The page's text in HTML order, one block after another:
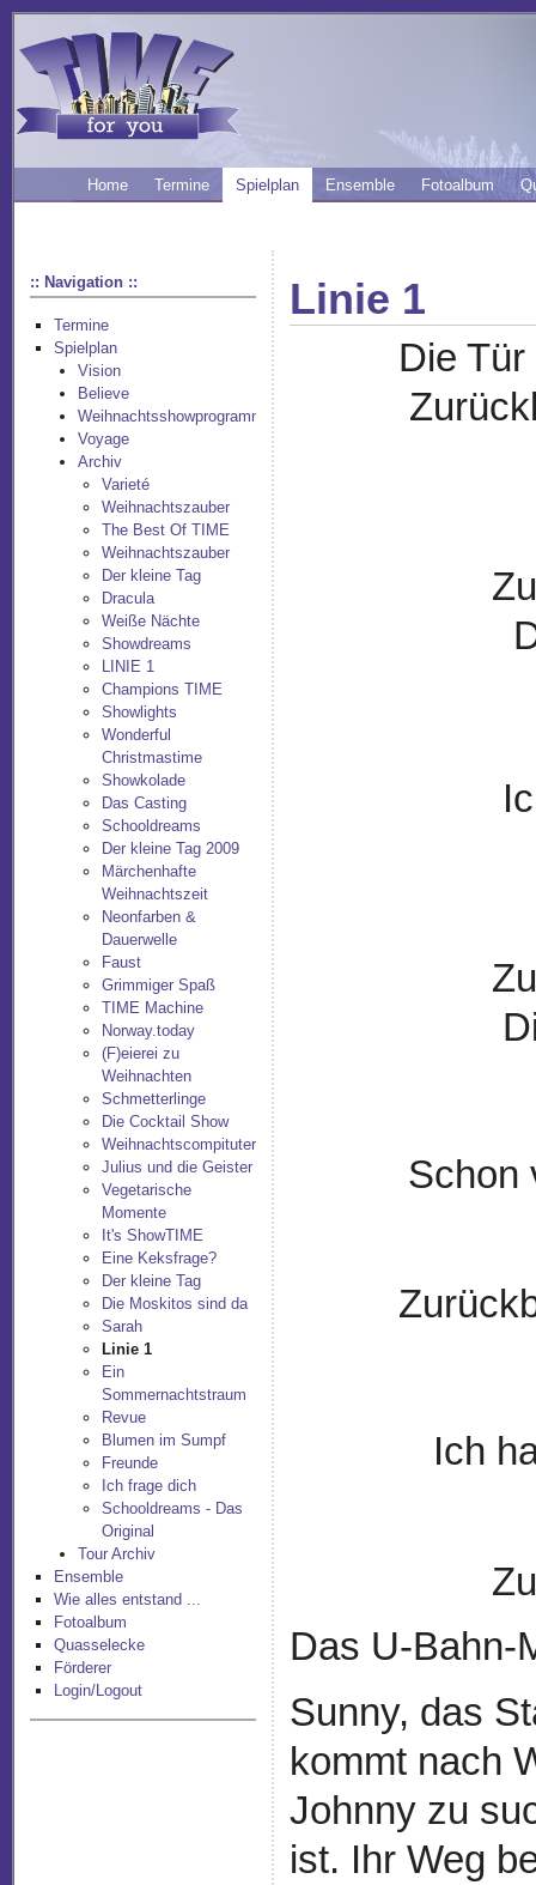
Home Termine Spielplan Ensemble Fotoalbum
:: Navigation ::
Termine
Spielplan
Vision
Believe
Weihnachtsshowprogramm
Voyage
Archiv
Varieté
Weihnachtszauber
The Best Of TIME
Weihnachtszauber
Der kleine Tag
Dracula
Weiße Nächte
Showdreams
LINIE 1
Champions TIME
Showlights
Wonderful
Christmastime
Showkolade
Das Casting
Schooldreams
Der kleine Tag 2009
Märchenhafte
Weihnachtszeit
Neonfarben &
Dauerwelle
Faust
Grimmiger Spaß
TIME Machine
Norway.today
(F)eierei zu
Weihnachten
Schmetterlinge
Die Cocktail Show
Weihnachtscompituter
Julius und die Geister
Vegetarische
Momente
It's ShowTIME
Eine Keksfrage?
Der kleine Tag
Die Moskitos sind da
Sarah
Linie 1
Ein
Sommernachtstraum
Revue
Blumen im Sumpf
Freunde
Ich frage dich
Schooldreams - Das
Original
Tour Archiv
Ensemble
Wie alles entstand ...
Fotoalbum
Quasselecke
Förderer
Login/Logout
Linie 1
Die
Schon
Ich
Das U-Bahn-
Sunny, das
kommt nach
Johnny zu
ist. Ihr Weg